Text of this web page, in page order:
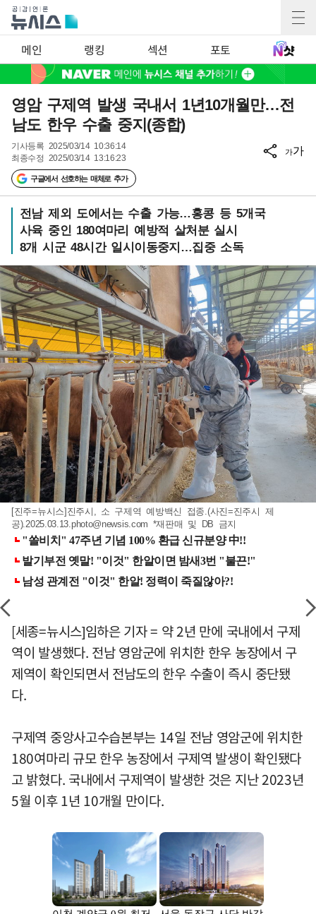
메인 랭킹 섹션 포토
영암 구제역 발생 국내서 1년10개월만…전
남도 한우 수출 중지(종합)
기사등록 2025/03/14 10:36:14
최종수정 2025/03/14 13:16:23
구글에서 선호하는 매체로 추가
가가
전남 제외 도에서는 수출 가능…홍콩 등 5개국
사육 중인 180여마리 예방적 살처분 실시
8개 시군 48시간 일시이동중지…집중 소독
[진주=뉴시스]진주시, 소 구제역 예방백신 접종.(사진=진주시 제
공).2025.03.13.photo@newsis.com *재판매 및 DB 금지
[세종=뉴시스]임하은 기자 = 약 2년 만에 국내에서 구제
역이 발생했다. 전남 영암군에 위치한 한우 농장에서 구
제역이 확인되면서 전남도의 한우 수출이 즉시 중단됐
다.
구제역 중앙사고수습본부는 14일 전남 영암군에 위치한
180여마리 규모 한우 농장에서 구제역 발생이 확인됐다
고 밝혔다. 국내에서 구제역이 발생한 것은 지난 2023년
5월 이후 1년 10개월 만이다.